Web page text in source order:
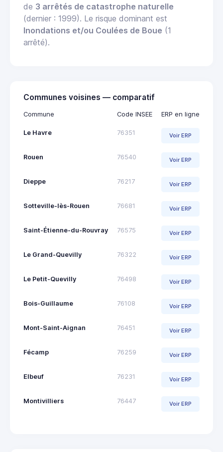
de 3 arrêtés de catastrophe naturelle
(dernier : 1999). Le risque dominant est
Inondations et/ou Coulées de Boue (1
arrêté).
Communes voisines — comparatif
Commune Code INSEE ERP en ligne
Le Havre 76351 Voir ERP
Rouen 76540 Voir ERP
Dieppe 76217 Voir ERP
Sotteville-lès-Rouen 76681 Voir ERP
Saint-Étienne-du-Rouvray 76575 Voir ERP
Le Grand-Quevilly 76322 Voir ERP
Le Petit-Quevilly 76498 Voir ERP
Bois-Guillaume 76108 Voir ERP
Mont-Saint-Aignan 76451 Voir ERP
Fécamp 76259 Voir ERP
Elbeuf 76231 Voir ERP
Montivilliers 76447 Voir ERP